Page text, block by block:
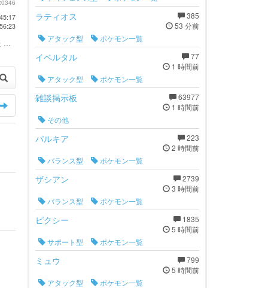
...
385
53 分前
ラティオス
アタック型
ポケモン一覧
77
1 時間前
イベルタル
アタック型
ポケモン一覧
63977
1 時間前
雑談掲示板
その他
223
2 時間前
パルキア
バランス型
ポケモン一覧
2739
3 時間前
ザシアン
バランス型
ポケモン一覧
1835
5 時間前
ピクシー
サポート型
ポケモン一覧
799
5 時間前
ミュウ
アタック型
ポケモン一覧